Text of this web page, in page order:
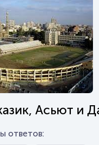
Асьют и
ответов: